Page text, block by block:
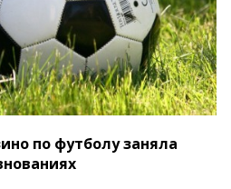
по футболу заняла